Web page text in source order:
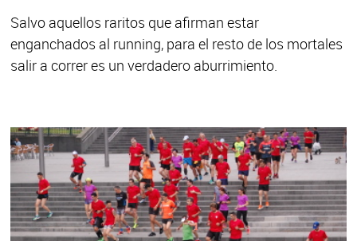
Salvo aquellos raritos que afirman estar
enganchados al running, para el resto de los mortales
salir a correr es un verdadero aburrimiento.